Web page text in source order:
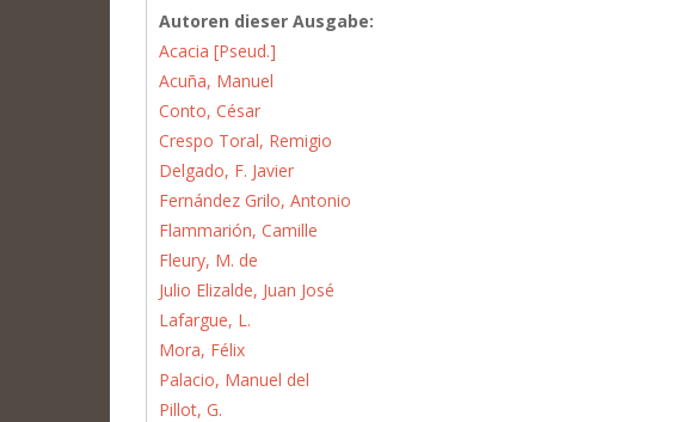
Autoren dieser Ausgabe:
Acacia [Pseud.]
Acuña, Manuel
Conto, César
Crespo Toral, Remigio
Delgado, F. Javier
Fernández Grilo, Antonio
Flammarión, Camille
Fleury, M. de
Julio Elizalde, Juan José
Lafargue, L.
Mora, Félix
Palacio, Manuel del
Pillot, G.